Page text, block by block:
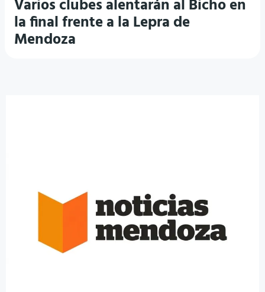
Varios clubes alentarán al Bicho en
la final frente a la Lepra de
Mendoza